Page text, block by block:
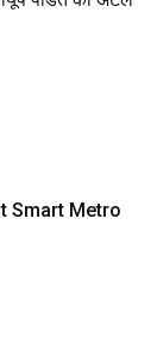
Smart Metro